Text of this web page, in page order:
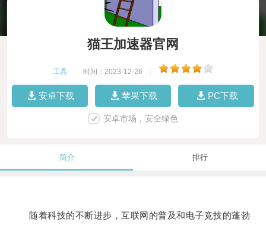
猫王加速器官网
工具 时间：2023-12-26
安卓下载 苹果下载 PC下载
安卓市场，安全绿色
简介 排行
随着科技的不断进步，互联网的普及和电子竞技的蓬勃